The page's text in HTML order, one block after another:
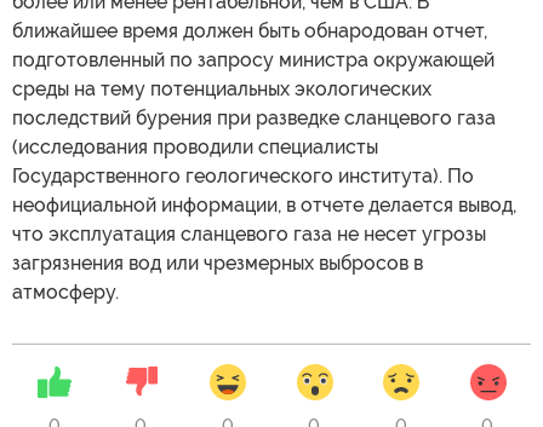
ближайшее время должен быть обнародован отчет,
подготовленный по запросу министра окружающей
среды на тему потенциальных экологических
последствий бурения при разведке сланцевого газа
(исследования проводили специалисты
Государственного геологического института). По
неофициальной информации, в отчете делается вывод,
что эксплуатация сланцевого газа не несет угрозы
загрязнения вод или чрезмерных выбросов в
атмосферу.